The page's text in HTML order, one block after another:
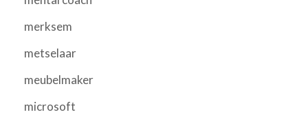
merksem
metselaar
meubelmaker
microsoft